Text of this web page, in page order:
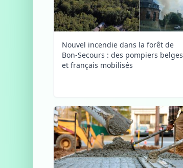
Nouvel incendie dans la forêt de
Bon-Secours : des pompiers belges
et français mobilisés